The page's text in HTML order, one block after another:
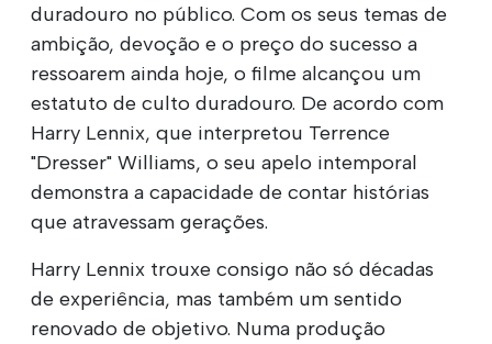
duradouro no público. Com os seus temas de
ambição, devoção e o preço do sucesso a
ressoarem ainda hoje, o filme alcançou um
estatuto de culto duradouro. De acordo com
Harry Lennix, que interpretou Terrence
"Dresser" Williams, o seu apelo intemporal
demonstra a capacidade de contar histórias
que atravessam gerações.
Harry Lennix trouxe consigo não só décadas
de experiência, mas também um sentido
renovado de objetivo. Numa produção